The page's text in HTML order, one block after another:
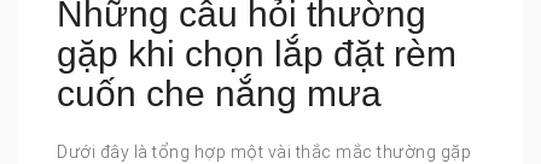
Những câu hỏi thường
gặp khi chọn lắp đặt rèm
cuốn che nắng mưa
Dưới đây là tổng hợp một vài thắc mắc thường gặp